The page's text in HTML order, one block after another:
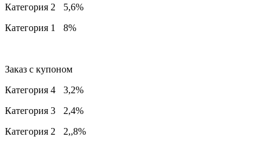
Категория 2
5,6%
Категория 1
8%
Заказ с купоном
Категория 4
3,2%
Категория 3
2,4%
Категория 2
2,,8%